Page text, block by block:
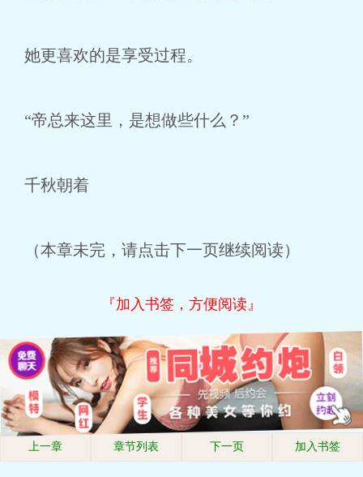
她更喜欢的是享受过程。
“帝总来这里，是想做些什么？”
千秋朝着
（本章未完，请点击下一页继续阅读）
『加入书签，方便阅读』
上一章 章节列表 下一页 加入书签